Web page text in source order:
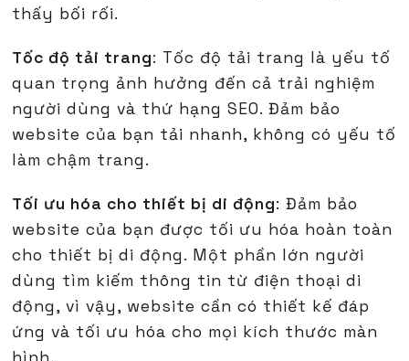
thấy bối rối.
Tốc độ tải trang: Tốc độ tải trang là yếu tố
quan trọng ảnh hưởng đến cả trải nghiệm
người dùng và thứ hạng SEO. Đảm bảo
website của bạn tải nhanh, không có yếu tố
làm chậm trang.
Tối ưu hóa cho thiết bị di động: Đảm bảo
website của bạn được tối ưu hóa hoàn toàn
cho thiết bị di động. Một phần lớn người
dùng tìm kiếm thông tin từ điện thoại di
động, vì vậy, website cần có thiết kế đáp
ứng và tối ưu hóa cho mọi kích thước màn